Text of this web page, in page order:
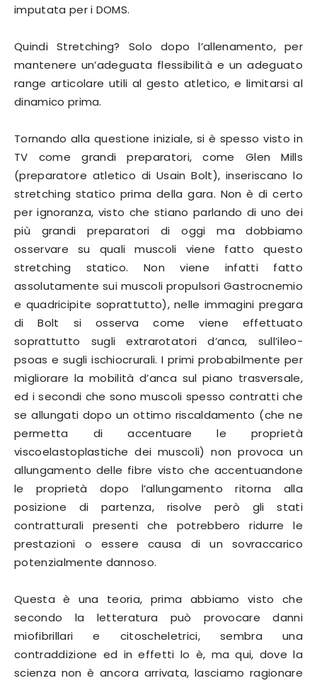
imputata per i DOMS.
Quindi Stretching? Solo dopo l’allenamento, per
mantenere un’adeguata flessibilità e un adeguato
range articolare utili al gesto atletico, e limitarsi al
dinamico prima.
Tornando alla questione iniziale, si è spesso visto in
TV come grandi preparatori, come Glen Mills
(preparatore atletico di Usain Bolt), inseriscano lo
stretching statico prima della gara. Non è di certo
per ignoranza, visto che stiano parlando di uno dei
più grandi preparatori di oggi ma dobbiamo
osservare su quali muscoli viene fatto questo
stretching statico. Non viene infatti fatto
assolutamente sui muscoli propulsori Gastrocnemio
e quadricipite soprattutto), nelle immagini pregara
di Bolt si osserva come viene effettuato
soprattutto sugli extrarotatori d’anca, sull’ileo-
psoas e sugli ischiocrurali. I primi probabilmente per
migliorare la mobilità d’anca sul piano trasversale,
ed i secondi che sono muscoli spesso contratti che
se allungati dopo un ottimo riscaldamento (che ne
permetta di accentuare le proprietà
viscoelastoplastiche dei muscoli) non provoca un
allungamento delle fibre visto che accentuandone
le proprietà dopo l’allungamento ritorna alla
posizione di partenza, risolve però gli stati
contratturali presenti che potrebbero ridurre le
prestazioni o essere causa di un sovraccarico
potenzialmente dannoso.
Questa è una teoria, prima abbiamo visto che
secondo la letteratura può provocare danni
miofibrillari e citoscheletrici, sembra una
contraddizione ed in effetti lo è, ma qui, dove la
scienza non è ancora arrivata, lasciamo ragionare